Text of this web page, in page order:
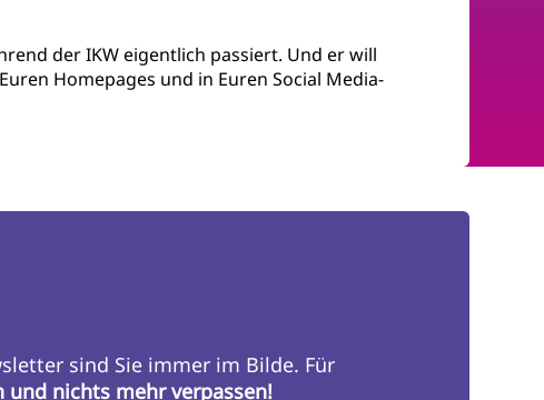
der IKW eigentlich passiert. Und er will
Homepages und in Euren Social Media-
sind Sie immer im Bilde. Für
und nichts mehr verpassen!